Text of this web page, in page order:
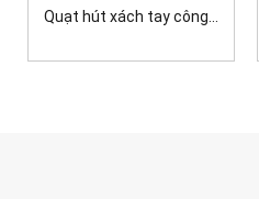
Quạt hút xách tay công...